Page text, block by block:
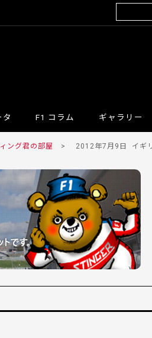
タ F1 コラム ギャラリー
ング君の部屋 > 2012年7月9日 イギ